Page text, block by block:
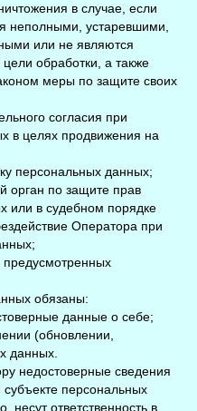
в случае, если
неполными, устаревшими,
или не являются
обработки, а также
меры по защите своих
согласия при
в целях продвижения на
персональных данных;
орган по защите прав
или в судебном порядке
Оператора при
обязаны:
данные о себе;
(обновлении,
данных.
недостоверные сведения
персональных
несут ответственность в